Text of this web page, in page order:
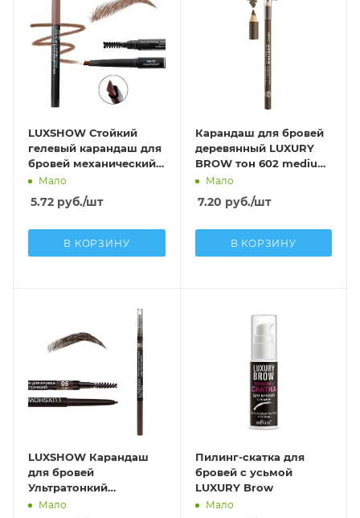
LUXSHOW Стойкий
гелевый карандаш для
бровей механический,
тон 02 коричневый
Мало
5.72 руб./шт
В КОРЗИНУ
Карандаш для бровей
деревянный LUXURY
BROW тон 602 medium
brown
Мало
7.20 руб./шт
В КОРЗИНУ
LUXSHOW Карандаш
для бровей
Ультратонкий
пудровый, тон 5
Мало
Пилинг-скатка для
бровей с усьмой
LUXURY Brow
Мало